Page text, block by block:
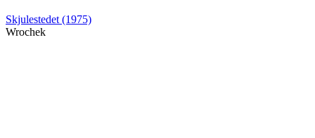
Skjulestedet (1975)
Wrochek